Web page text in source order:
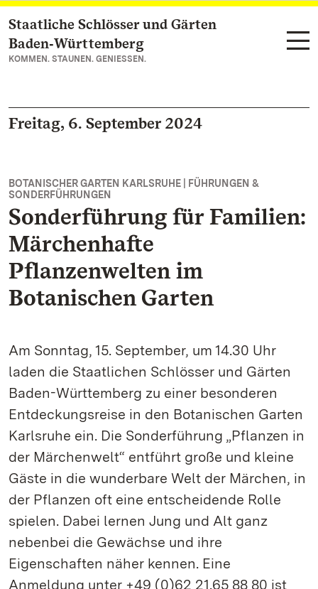
Zum Hauptinhalt springen
Staatliche Schlösser und Gärten
Baden‑Württemberg
KOMMEN. STAUNEN. GENIESSEN.
Freitag, 6. September 2024
BOTANISCHER GARTEN KARLSRUHE | FÜHRUNGEN &
SONDERFÜHRUNGEN
Sonderführung für Familien:
Märchenhafte
Pflanzenwelten im
Botanischen Garten
Am Sonntag, 15. September, um 14.30 Uhr
laden die Staatlichen Schlösser und Gärten
Baden-Württemberg zu einer besonderen
Entdeckungsreise in den Botanischen Garten
Karlsruhe ein. Die Sonderführung „Pflanzen in
der Märchenwelt“ entführt große und kleine
Gäste in die wunderbare Welt der Märchen, in
der Pflanzen oft eine entscheidende Rolle
spielen. Dabei lernen Jung und Alt ganz
nebenbei die Gewächse und ihre
Eigenschaften näher kennen. Eine
Anmeldung unter +49 (0)62 21.65 88 80 ist